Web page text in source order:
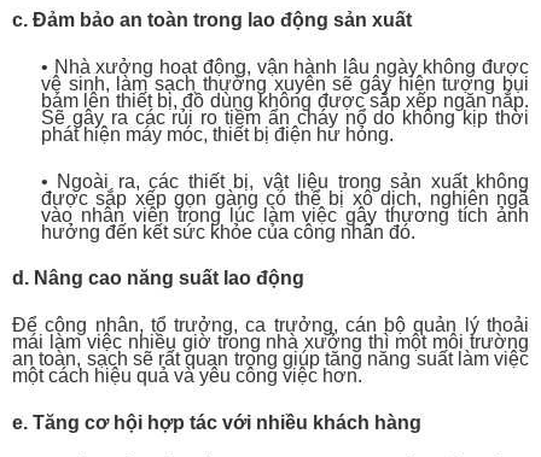
c. Đảm bảo an toàn trong lao động sản xuất
• Nhà xưởng hoạt động, vận hành lâu ngày không được
vệ sinh, làm sạch thường xuyên sẽ gây hiện tượng bụi
bám lên thiết bị, đồ dùng không được sắp xếp ngăn nắp.
Sẽ gây ra các rủi ro tiềm ẩn cháy nổ do không kịp thời
phát hiện máy móc, thiết bị điện hư hỏng.
• Ngoài ra, các thiết bị, vật liệu trong sản xuất không
được sắp xếp gọn gàng có thể bị xô dịch, nghiên ngã
vào nhân viên trong lúc làm việc gây thương tích ảnh
hưởng đến kết sức khỏe của công nhân đó.
d. Nâng cao năng suất lao động
Để công nhân, tổ trưởng, ca trưởng, cán bộ quản lý thoải
mái làm việc nhiều giờ trong nhà xưởng thì một môi trường
an toàn, sạch sẽ rất quan trọng giúp tăng năng suất làm việc
một cách hiệu quả và yêu công việc hơn.
e. Tăng cơ hội hợp tác với nhiều khách hàng